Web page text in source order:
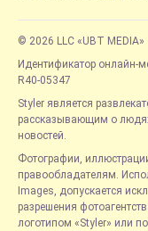
© 2026 LLC «UBT MEDIA»
Идентификатор онлайн-
R40-05347
Styler является
рассказывающим о
новостей.
Фотографии,
правообладателям.
Images, допускается
разрешения
логотипом «Styler» или